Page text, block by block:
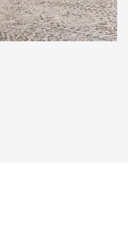
Tabulator-